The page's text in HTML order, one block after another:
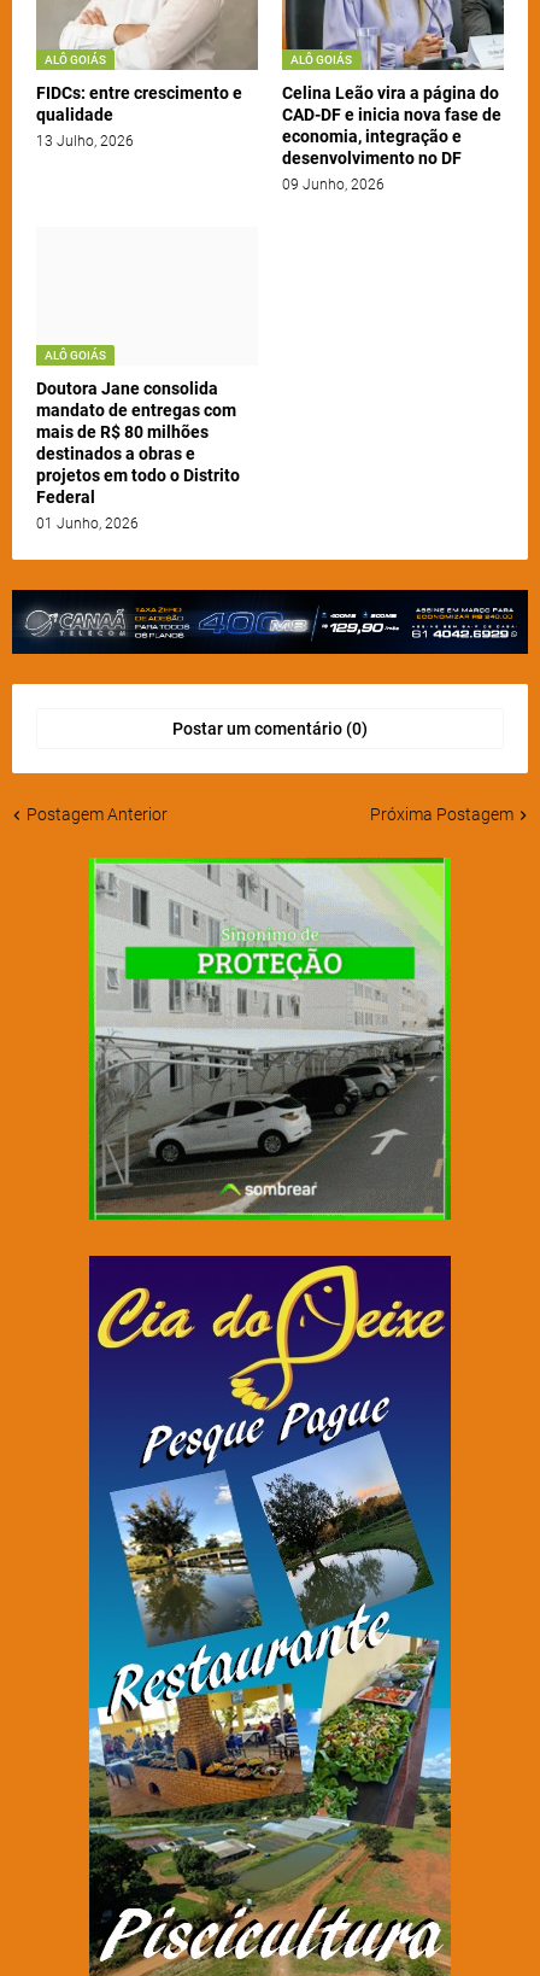
ALÔ GOIÁS
FIDCs: entre crescimento e
qualidade
13 Julho, 2026
ALÔ GOIÁS
Celina Leão vira a página do
CAD-DF e inicia nova fase de
economia, integração e
desenvolvimento no DF
09 Junho, 2026
ALÔ GOIÁS
Doutora Jane consolida
mandato de entregas com
mais de R$ 80 milhões
destinados a obras e
projetos em todo o Distrito
Federal
01 Junho, 2026
Postar um comentário (0)
Postagem Anterior Próxima Postagem